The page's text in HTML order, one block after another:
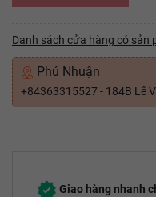
Danh sách cửa hàng có sản
Phú Nhuận
+84363315527 - 184B Lê
Giao hàng nhanh